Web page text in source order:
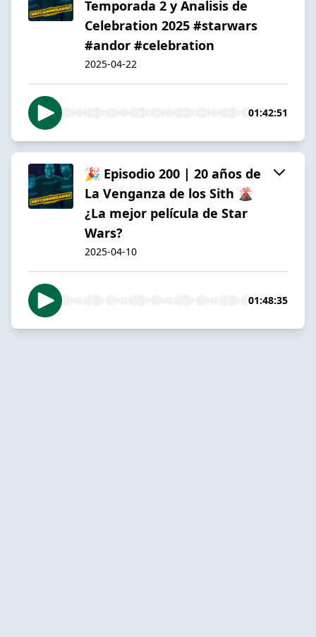
Temporada 2 y Analisis de
Celebration 2025 #starwars
#andor #celebration
2025-04-22
01:42:51
🎉 Episodio 200 | 20 años de
La Venganza de los Sith 🌋
¿La mejor película de Star
Wars?
2025-04-10
01:48:35